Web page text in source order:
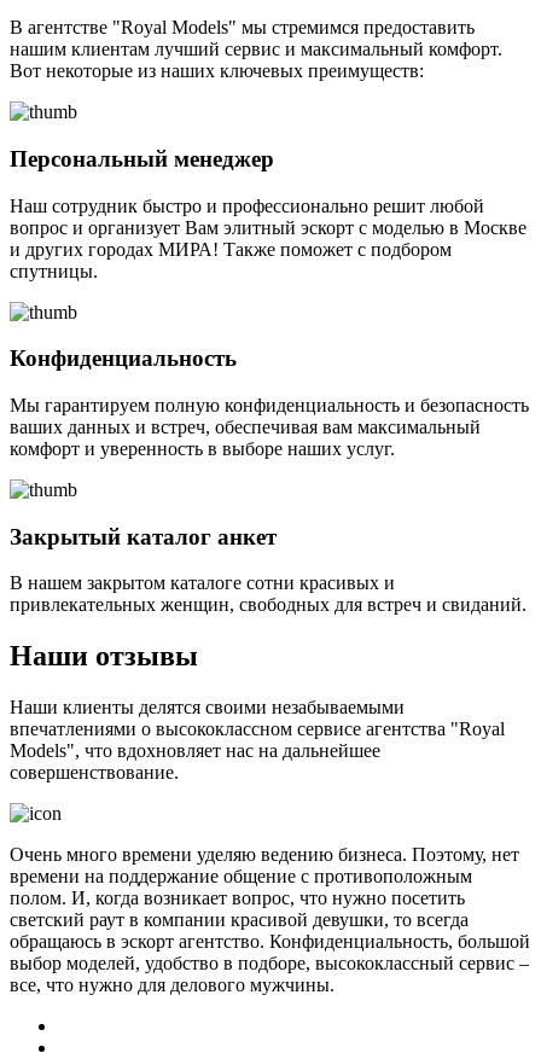
В агентстве "Royal Models" мы стремимся предоставить
нашим клиентам лучший сервис и максимальный комфорт.
Вот некоторые из наших ключевых преимуществ:
Персональный менеджер
Наш сотрудник быстро и профессионально решит любой
вопрос и организует Вам элитный эскорт с моделью в Москве
и других городах МИРА! Также поможет с подбором
спутницы.
Конфиденциальность
Мы гарантируем полную конфиденциальность и безопасность
ваших данных и встреч, обеспечивая вам максимальный
комфорт и уверенность в выборе наших услуг.
Закрытый каталог анкет
В нашем закрытом каталоге сотни красивых и
привлекательных женщин, свободных для встреч и свиданий.
Наши отзывы
Наши клиенты делятся своими незабываемыми
впечатлениями о высококлассном сервисе агентства "Royal
Models", что вдохновляет нас на дальнейшее
совершенствование.
Очень много времени уделяю ведению бизнеса. Поэтому, нет
времени на поддержание общение с противоположным
полом. И, когда возникает вопрос, что нужно посетить
светский раут в компании красивой девушки, то всегда
обращаюсь в эскорт агентство. Конфиденциальность, большой
выбор моделей, удобство в подборе, высококлассный сервис –
все, что нужно для делового мужчины.